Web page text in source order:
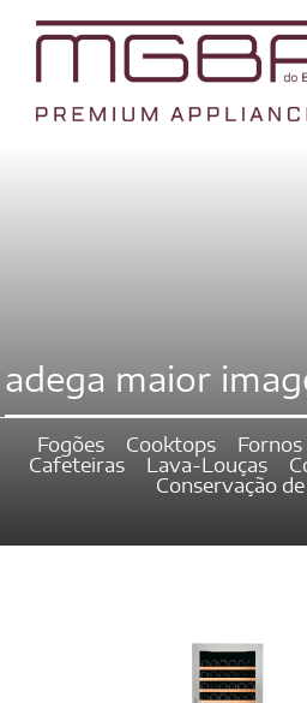
adega maior
Fogões Cooktops Fornos
Cafeteiras
Lava-Louças
Conservação